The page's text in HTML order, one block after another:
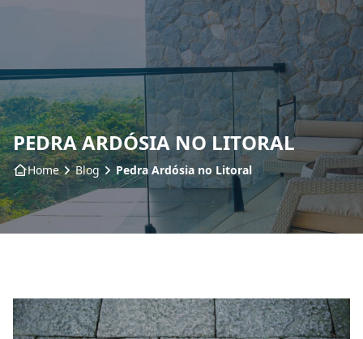
Home
Sobre nós
Produtos
Insumos
Serviços
Blog
PEDRA ARDÓSIA NO LITORAL
Home Blog Pedra Ardósia no Litoral